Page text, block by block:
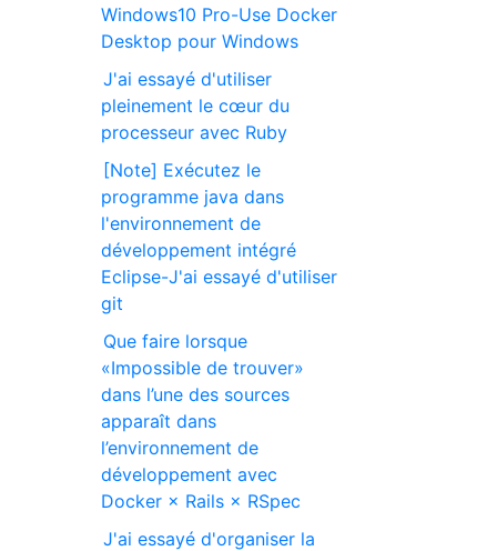
Windows10 Pro-Use Docker
Desktop pour Windows
J'ai essayé d'utiliser
pleinement le cœur du
processeur avec Ruby
[Note] Exécutez le
programme java dans
l'environnement de
développement intégré
Eclipse-J'ai essayé d'utiliser
git
Que faire lorsque
«Impossible de trouver»
dans l’une des sources
apparaît dans
l’environnement de
développement avec
Docker × Rails × RSpec
J'ai essayé d'organiser la